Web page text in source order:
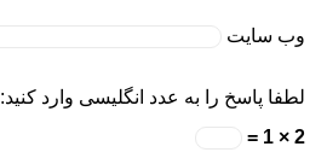
وب‌ سایت
لطفا پاسخ را به عدد انگلیسی وارد کنید:
2 × 1 =